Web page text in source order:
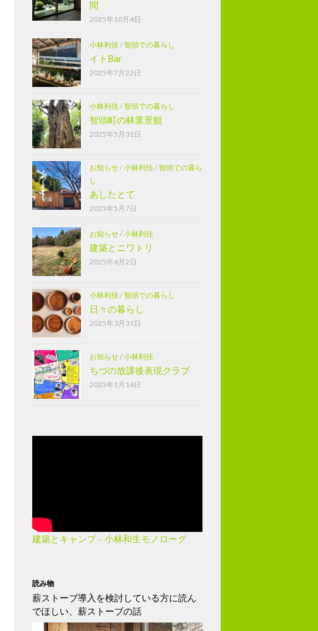
間
2025年10月4日
小林利佳/智頭での暮らし
イトBar
2025年7月22日
小林利佳/智頭での暮らし
智頭町の林業景観
2025年5月31日
お知らせ/小林利佳/智頭での暮ら
し
あしたとて
2025年5月7日
お知らせ/小林利佳
建築とニワトリ
2025年4月2日
小林利佳/智頭での暮らし
日々の暮らし
2025年3月31日
お知らせ/小林利佳
ちづの放課後表現クラブ
2025年1月14日
建築とキャンプ – 小林和生モノローグ
読み物
薪ストーブ導入を検討している方に読ん
でほしい、薪ストーブの話